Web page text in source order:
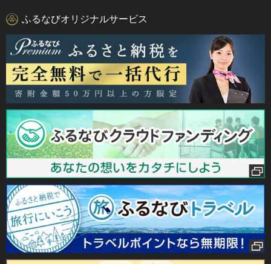
ふるなびオリジナルサービス